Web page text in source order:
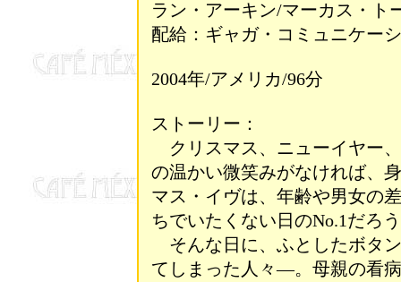
ラン・アーキン/マーカス・ト
配給：ギャガ・コミュニケー
2004年/アメリカ/96分
ストーリー：
クリスマス、ニューイヤー
の温かい微笑みがなければ、
マス・イヴは、年齢や男女の
ちでいたくない日のNo.1だろ
そんな日に、ふとしたボタ
てしまった人々―。母親の看